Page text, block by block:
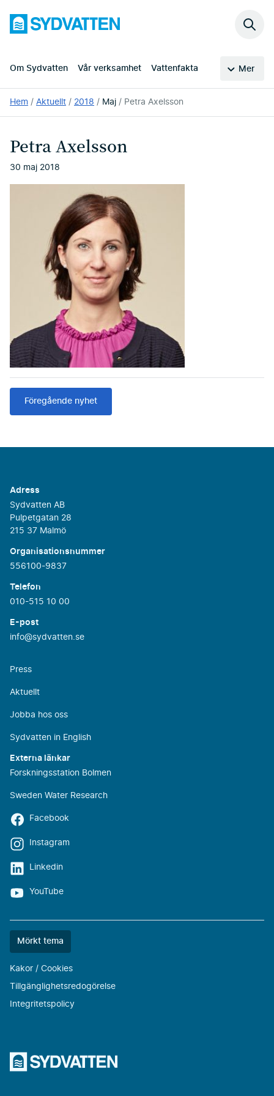
huvudinnehållet
Sydvatten
Om Sydvatten Vår verksamhet Vattenfakta Mer
Sök
Du
är
Hem Aktuellt 2018 Maj Petra Axelsson
Petra Axelsson
30 maj 2018
Föregående nyhet
Adress
Sydvatten AB
Pulpetgatan 28
215 37 Malmö
Organisationsnummer
556100-9837
Telefon
010-515 10 00
E-post
info@sydvatten.se
Press
Aktuellt
Jobba hos oss
Sydvatten in English
Externa länkar
Forskningsstation Bolmen
Sweden Water Research
Facebook
Instagram
Linkedin
YouTube
Färgtemat
Mörkt tema
Kakor / Cookies
Tillgänglighetsredogörelse
Integritetspolicy